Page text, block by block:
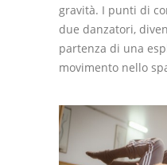
gravità. I punti di
due danzatori,
partenza di una
movimento nello